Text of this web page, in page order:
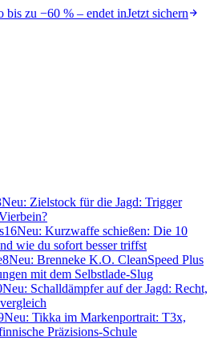
bis zu −60 % – endet inJetzt sichern
Neu: Zielstock für die Jagd: Trigger
16Neu: Kurzwaffe schießen: Die 10
wie du sofort besser triffst
8Neu: Brenneke K.O. CleanSpeed Plus
mit dem Selbstlade-Slug
Neu: Schalldämpfer auf der Jagd: Recht,
Neu: Tikka im Markenportrait: T3x,
Präzisions-Schule